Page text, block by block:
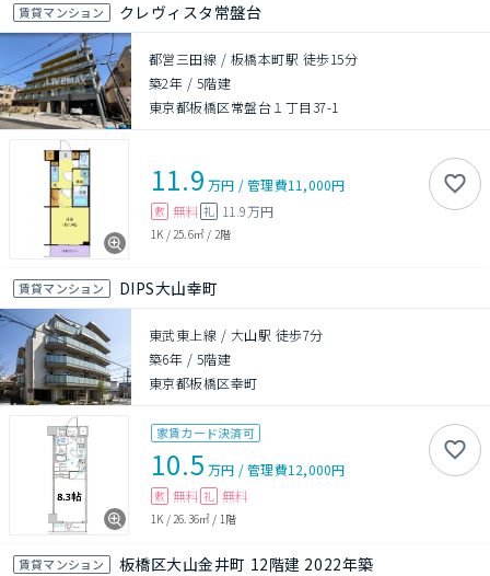
賃貸マンション クレヴィスタ常盤台
都営三田線 / 板橋本町駅 徒歩15分
築2年 / 5階建
東京都板橋区常盤台１丁目37-1
11.9 万円 /管理費11,000円
敷 無料 礼 11.9万円
1K / 25.6㎡ / 2階
賃貸マンション DIPS大山幸町
東武東上線 / 大山駅 徒歩7分
築6年 / 5階建
東京都板橋区幸町
家賃カード決済可
10.5 万円 /管理費12,000円
敷 無料 礼 無料
1K /26.36㎡ / 1階
賃貸マンション 板橋区大山金井町 12階建 2022年築